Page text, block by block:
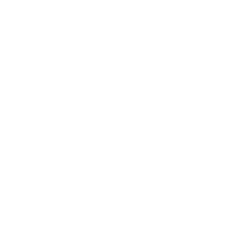
hinzufügen